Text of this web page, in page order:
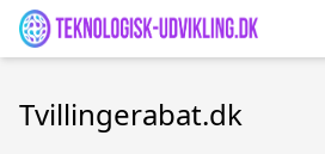
Tvillingerabat.dk